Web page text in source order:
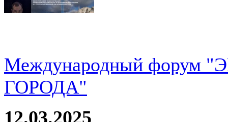
Международный
ГОРОДА"
12.03.2025